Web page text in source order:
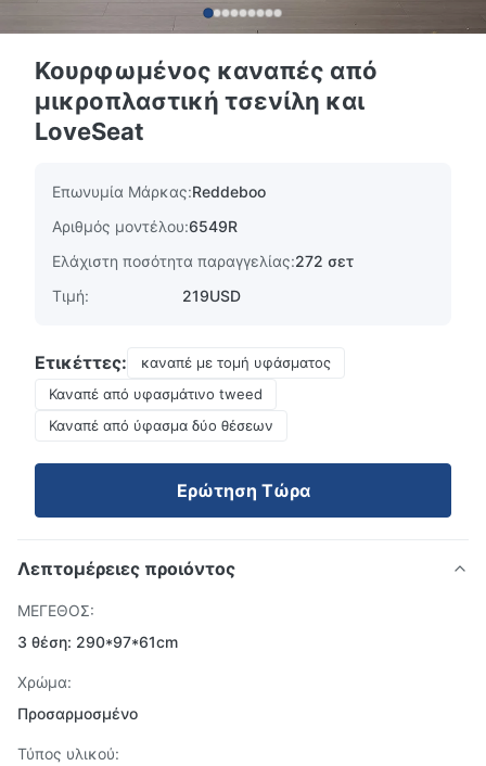
Κουρφωμένος καναπές από
μικροπλαστική τσενίλη και
LoveSeat
Επωνυμία Μάρκας:Reddeboo
Αριθμός μοντέλου:6549R
Ελάχιστη ποσότητα παραγγελίας:272 σετ
Τιμή:
219USD
Ετικέττες:
καναπέ με τομή υφάσματος
Καναπέ από υφασμάτινο tweed
Καναπέ από ύφασμα δύο θέσεων
Ερώτηση Τώρα
Λεπτομέρειες προιόντος
ΜΕΓΕΘΟΣ:
3 θέση: 290*97*61cm
Χρώμα:
Προσαρμοσμένο
Τύπος υλικού: